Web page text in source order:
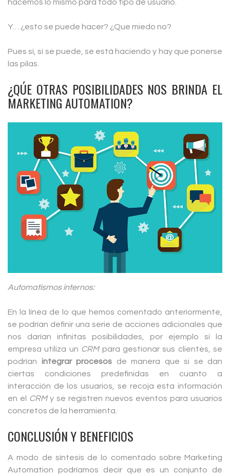
hacemos lo mismo para todo tipo de usuario.
Y… ¿esto se puede hacer? ¿Que miedo no?
Pues sí, sí se puede, se está haciendo y hay que ponerse
las pilas.
¿QÚE OTRAS POSIBILIDADES NOS BRINDA EL
MARKETING AUTOMATION?
Automatismos internos:
En la línea de lo que hemos comentado anteriormente,
se podrían definir una serie de acciones adicionales que
nos darían infinitas posibilidades, por ejemplo si la
empresa utiliza un CRMpara gestionar sus clientes, se
podrían integrar procesos de manera que si se dan
ciertas condiciones predefinidas en cuanto a
interacción de los usuarios, se recoja esta información
en el CRMy se registren nuevos eventos para usuarios
concretos de la herramienta.
CONCLUSIÓN Y BENEFICIOS
A modo de síntesis de lo comentado sobre Marketing
Automation podríamos decir que es un conjunto de